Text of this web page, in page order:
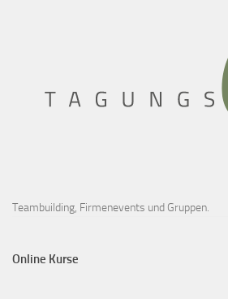
Teambuilding, Firmenevents und Gruppen.
Online Kurse